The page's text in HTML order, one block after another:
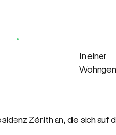
In einer
Zénith an, die sich auf